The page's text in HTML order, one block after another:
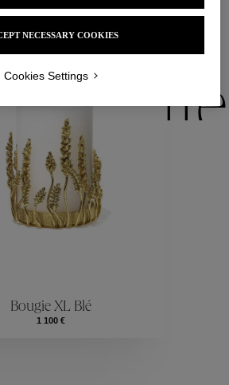
Bougie XL Blé
1 100 €
NECESSARY COOKIES
Cookies Settings